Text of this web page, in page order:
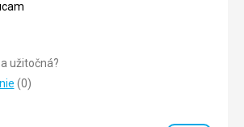
, cca 7 min. pohodové procházky
Přístup velmi pozvolný, úžasné
, doporučím slunečník , lehátka bývají
Skvele jedlo a cistota. Ochotny
užitočná?
nie (0)